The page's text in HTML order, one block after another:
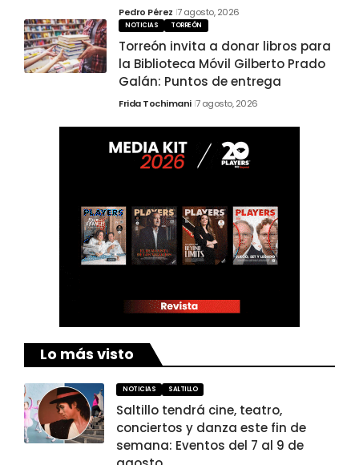
Pedro Pérez 7 agosto, 2026
NOTICIAS TORREÓN
Torreón invita a donar libros para
la Biblioteca Móvil Gilberto Prado
Galán: Puntos de entrega
Frida Tochimani 7 agosto, 2026
Lo más visto
NOTICIAS SALTILLO
Saltillo tendrá cine, teatro,
conciertos y danza este fin de
semana: Eventos del 7 al 9 de